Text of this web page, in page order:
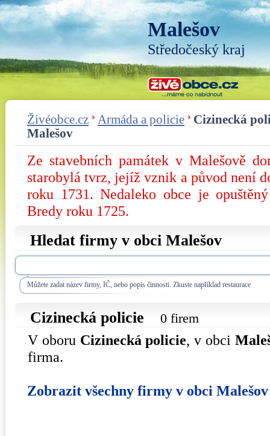
Malešov
Středočeský kraj
Živéobce.cz Armáda a policie
Cizinecká
Malešov
Ze stavebních památek v Malešově
starobylá tvrz, jejíž vznik a původ není
roku 1731. Nedaleko obce je
Bredy roku 1725.
Hledat firmy v obci Malešov
Můžete zadat název firmy, IČ, nebo popis činnosti. Zkuste například restaurace
Cizinecká policie 0 firem
V oboru Cizinecká policie, v obci
firma.
Zobrazit všechny firmy v obci Malešov